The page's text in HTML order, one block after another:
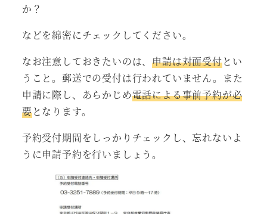
か？
などを綿密にチェックしてください。
なお注意しておきたいのは、申請は対面受付とい
うこと。郵送での受付は行われていません。また
申請に際し、あらかじめ電話による事前予約が必
要となります。
予約受付期間をしっかりチェックし、忘れないよ
うに申請予約を行いましょう。